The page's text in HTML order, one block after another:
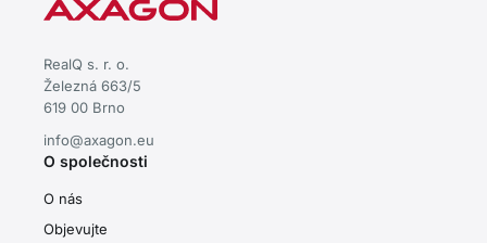
RealQ s. r. o.
Železná 663/5
619 00 Brno
info@axagon.eu
O společnosti
O nás
Objevujte